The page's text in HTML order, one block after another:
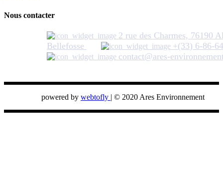
Nous contacter
2 rue des Charmes, 76190
Bellefosse
+(33) 6-86-
contact@ares-
powered by webtofly | © 2020 Ares Environnement